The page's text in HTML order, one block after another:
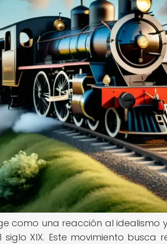
como una reacción al
XIX. Este movimiento